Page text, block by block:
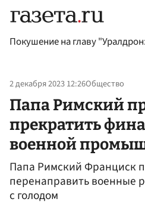
Покушение на главу
2 декабря 2023 12:26Общество
Папа Римский
прекратить
военной
Папа Римский Франциск
перенаправить военные
с голодом